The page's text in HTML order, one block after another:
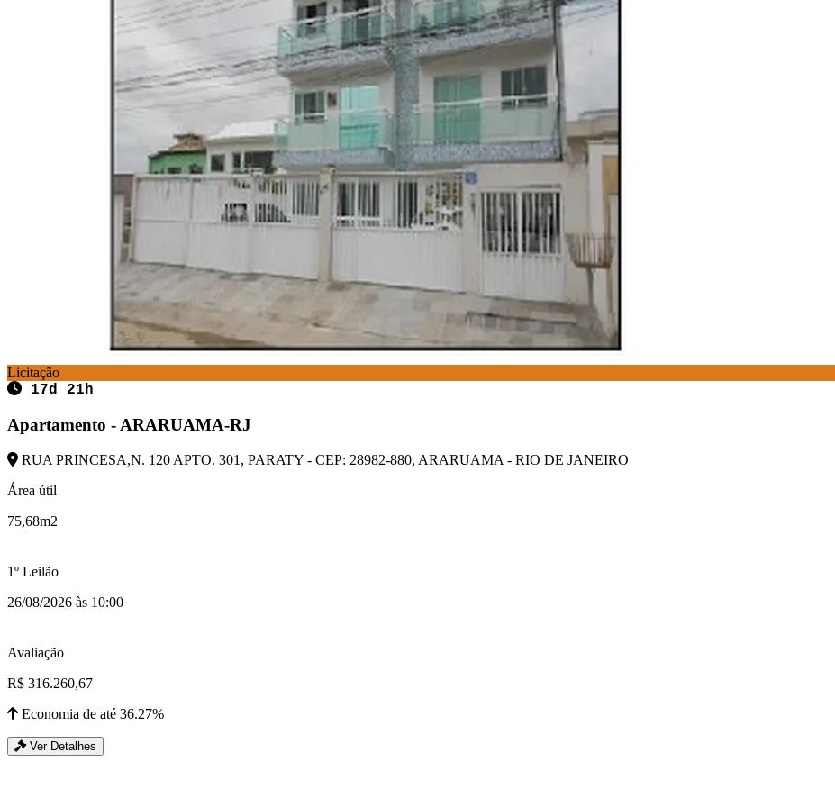
Licitação
17d 21h
Apartamento - ARARUAMA-RJ
RUA PRINCESA,N. 120 APTO. 301, PARATY - CEP: 28982-880, ARARUAMA - RIO DE JANEIRO
Área útil
75,68m2
1º Leilão
26/08/2026 às 10:00
Avaliação
R$ 316.260,67
Economia de até 36.27%
Ver Detalhes